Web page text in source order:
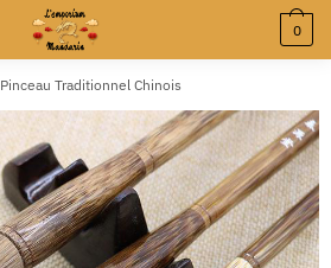
0
Pinceau Traditionnel Chinois